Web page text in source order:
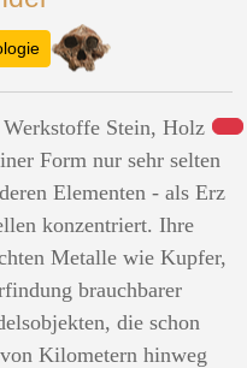
Werkstoffe Stein, Holz
Form nur sehr selten
Elementen - als Erz
konzentriert. Ihre
Metalle wie Kupfer,
brauchbarer
die schon
Kilometern hinweg